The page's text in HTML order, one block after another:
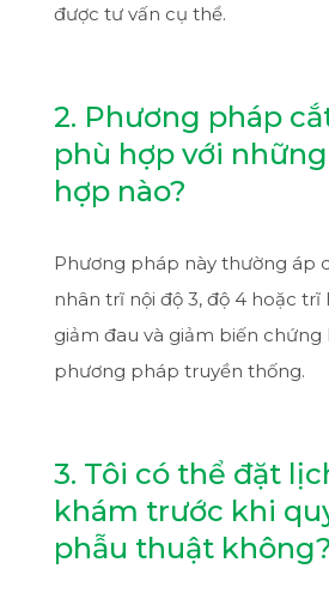
được tư vấn cụ thể.
2. Phương pháp
phù hợp với
hợp nào?
Phương pháp này thường áp
nhân trĩ nội độ 3, độ 4 hoặc trĩ
giảm đau và giảm biến chứng
phương pháp truyền thống.
3. Tôi có thể đặt
khám trước khi
phẫu thuật không?